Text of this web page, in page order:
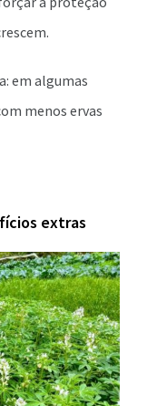
em algumas
menos ervas
extras